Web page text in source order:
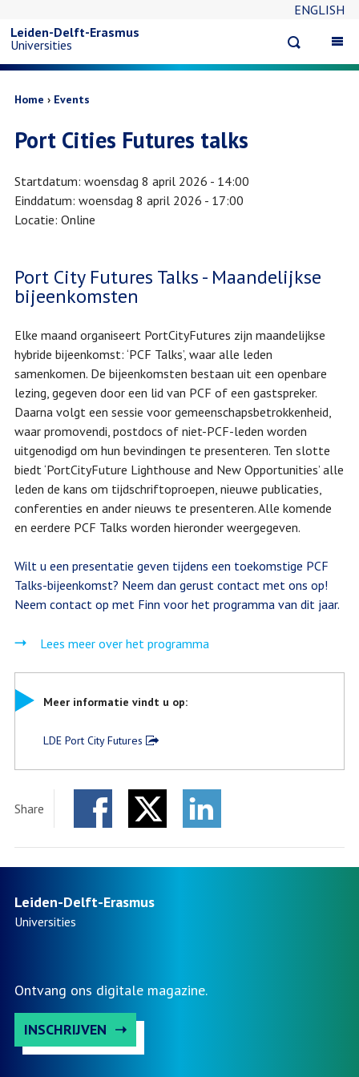
naar
inhoud
gaan
ENGLISH
search
Leiden-Delft-Erasmus
Universities
Kruimelpad
Home Events
Port Cities Futures talks
Startdatum woensdag 8 april 2026 - 14:00
Einddatum woensdag 8 april 2026 - 17:00
Locatie Online
Port City Futures Talks - Maandelijkse
bijeenkomsten
Elke maand organiseert PortCityFutures zijn maandelijkse
hybride bijeenkomst: ‘PCF Talks’, waar alle leden
samenkomen. De bijeenkomsten bestaan uit een openbare
lezing, gegeven door een lid van PCF of een gastspreker.
Daarna volgt een sessie voor gemeenschapsbetrokkenheid,
waar promovendi, postdocs of niet-PCF-leden worden
uitgenodigd om hun bevindingen te presenteren. Ten slotte
biedt ‘PortCityFuture Lighthouse and New Opportunities’ alle
leden de kans om tijdschriftoproepen, nieuwe publicaties,
conferenties en ander nieuws te presenteren. Alle komende
en eerdere PCF Talks worden hieronder weergegeven.
Wilt u een presentatie geven tijdens een toekomstige PCF
Talks-bijeenkomst? Neem dan gerust contact met ons op!
Neem contact op met Finn voor het programma van dit jaar.
Lees meer over het programma
Meer informatie vindt u op:
LDE Port City Futures
Share
Leiden-Delft-Erasmus
Universities
Ontvang ons digitale magazine.
INSCHRIJVEN